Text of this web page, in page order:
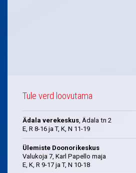
Tule verd loovutama
Ädala verekeskus, Ädala tn 2
E, R 8-16 ja T, K, N 11-19
Ülemiste Doonorikeskus
Valukoja 7, Karl Papello maja
E, K, R 9-17 ja T, N 10-18